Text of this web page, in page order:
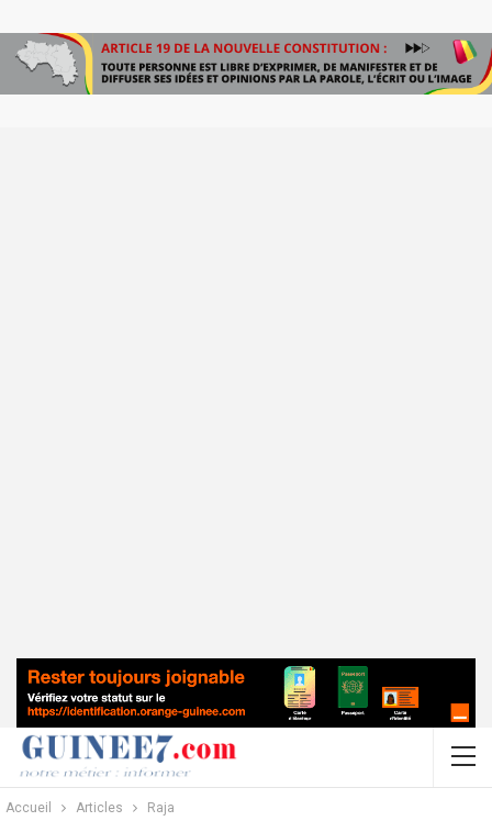
Accueil Articles Raja